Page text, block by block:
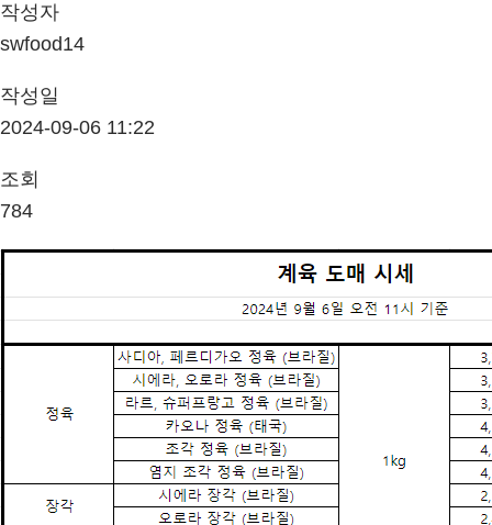
작성자
swfood14
작성일
2024-09-06 11:22
조회
784